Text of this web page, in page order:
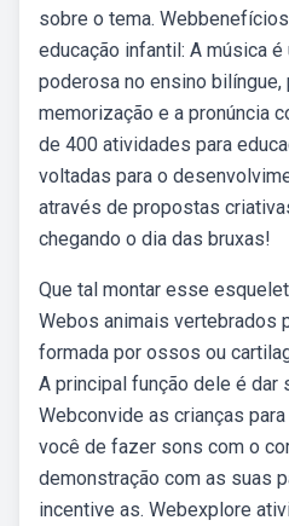
sobre o tema.
educação infantil: A música
poderosa no ensino
memorização e a pronúncia
de 400 atividades para
voltadas para o
através de propostas
chegando o dia das bruxas!
Que tal montar esse
Webos animais vertebrados
formada por ossos ou
A principal função dele é dar
Webconvide as crianças
você de fazer sons com o
demonstração com as suas
incentive as. Webexplore